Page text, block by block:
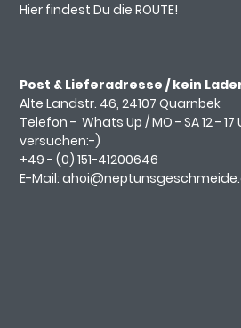
Hier findest Du die ROUTE!
Post & Lieferadresse / kein
Alte Landstr. 46, 24107 Quarnbek
Telefon -Whats Up / MO - SA 12 -
versuchen:-)
+49 - (0)151-41200646
E-Mail: